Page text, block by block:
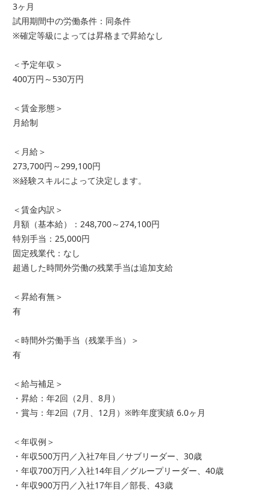
3ヶ月
試用期間中の労働条件：同条件
※確定等級によっては昇格まで昇給なし
＜予定年収＞
400万円～530万円
＜賃金形態＞
月給制
＜月給＞
273,700円～299,100円
※経験スキルによって決定します。
＜賃金内訳＞
月額（基本給）：248,700～274,100円
特別手当：25,000円
固定残業代：なし
超過した時間外労働の残業手当は追加支給
＜昇給有無＞
有
＜時間外労働手当（残業手当）＞
有
＜給与補足＞
・昇給：年2回（2月、8月）
・賞与：年2回（7月、12月）※昨年度実績 6.0ヶ月
＜年収例＞
・年収500万円／入社7年目／サブリーダー、30歳
・年収700万円／入社14年目／グループリーダー、40歳
・年収900万円／入社17年目／部長、43歳